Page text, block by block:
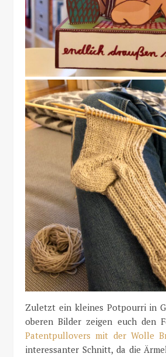
Zuletzt ein kleines Potpourri in
oberen Bilder zeigen euch den
Patentpullovers mit der Wolle
interessanter Schnitt, da die